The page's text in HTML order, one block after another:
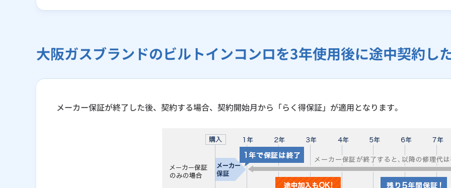
大阪ガスブランドのビルトインコンロを3年使用後に途中契約し
メーカー保証が終了した後、契約する場合、契約開始月から「らく得保証」が適用となります。